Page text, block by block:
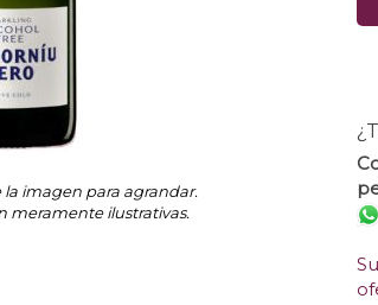
la imagen para agrandar.
meramente ilustrativas.